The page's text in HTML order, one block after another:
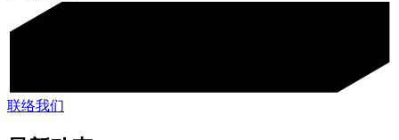
联络我们